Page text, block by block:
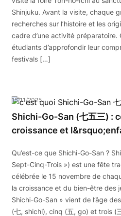
Shinjuku. Avant la visite, chaque
recherches sur l’histoire et les
cadre d’une activité préparatoire.
étudiants d’approfondir leur
festivals […]
15/11/2025
Shichi-Go-San (七五三) :
croissance et
Qu’est-ce que Shichi-Go-San ?
Sept-Cinq-Trois ») est une fête
célébrée le 15 novembre de
la croissance et du bien-être des
Shichi-Go-San » vient de l’âge
(七, shichi), cinq (五, go) et trois (